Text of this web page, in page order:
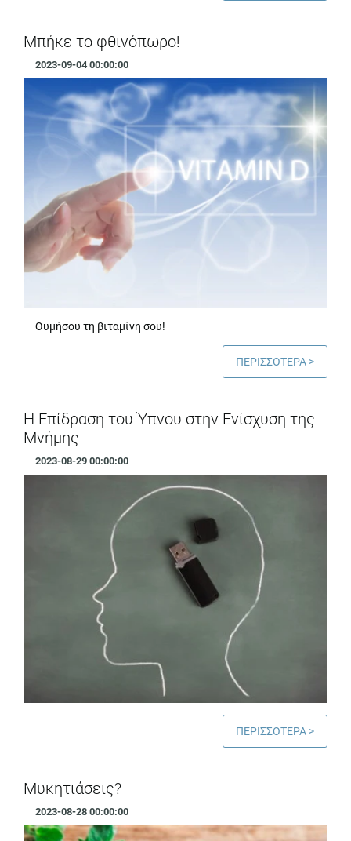
Μπήκε το φθινόπωρο!
2023-09-04 00:00:00
Θυμήσου τη βιταμίνη σου!
ΠΕΡΙΣΣΟΤΕΡΑ >
Η Επίδραση του Ύπνου στην Ενίσχυση της
Μνήμης
2023-08-29 00:00:00
ΠΕΡΙΣΣΟΤΕΡΑ >
Μυκητιάσεις?
2023-08-28 00:00:00